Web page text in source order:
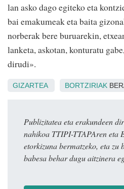
lan asko dago egiteko eta
bai emakumeak eta baita
norberak bere buruarekin,
lanketa, askotan, konturatu
dirudi».
GIZARTEA BORTZIRIAK
Publizitatea eta erakundeen
nahikoa TTIPI-TTAPAren eta
etorkizuna bermatzeko, eta zu
babesa behar dugu aitzinera